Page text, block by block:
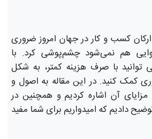
ارکان کسب و کار در جهان امروز ضروری
هم نمی‌شود چشم‌پوشی کرد. با
توانید با صرف هزینه کمتر، به شکل
کمک کنید. در این مقاله به اصول و
مزایای آن اشاره کردیم و همچنین در
دادیم که امیدواریم برای شما مفید